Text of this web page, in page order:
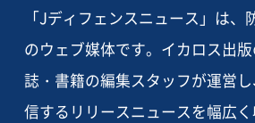
「Jディフェンスニュース」は、
のウェブ媒体です。イカロス出
誌・書籍の編集スタッフが運営
信するリリースニュースを幅広